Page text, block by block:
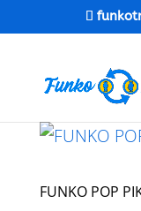
FUNKO POP